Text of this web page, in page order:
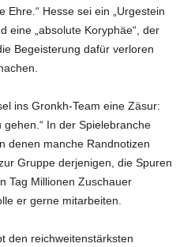
Hesse sei ein „Urgestein
eine „absolute Koryphäe“, der
Begeisterung dafür verloren
ins Gronkh-Team eine Zäsur:
gehen.“ In der Spielebranche
denen manche Randnotizen
Gruppe derjenigen, die Spuren
Tag Millionen Zuschauer
er gerne mitarbeiten.
den reichweitenstärksten